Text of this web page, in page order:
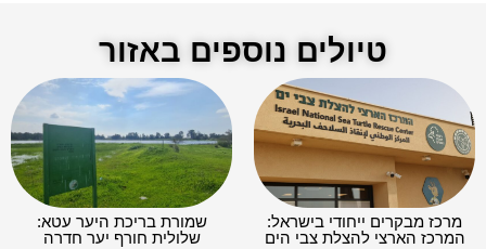
טיולים נוספים באזור
מרכז מבקרים ייחודי בישראל:
המרכז הארצי להצלת צבי הים
שמורת בריכת היער עטא:
שלולית חורף יער חדרה